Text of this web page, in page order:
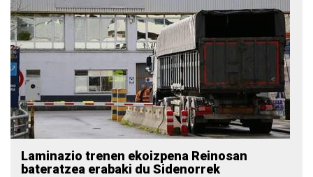
Laminazio trenen ekoizpena Reinosan
bateratzea erabaki du Sidenorrek